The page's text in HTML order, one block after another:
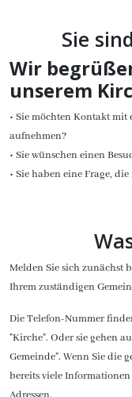
Sie
Wir
unserem
• Sie möchten Kontakt
aufnehmen?
• Sie wünschen einen
• Sie haben eine Frage,
Melden Sie sich zunächst
Ihrem zuständigen
Die Telefon-Nummer
"Kirche". Oder sie gehen
Gemeinde". Wenn Sie die
bereits viele